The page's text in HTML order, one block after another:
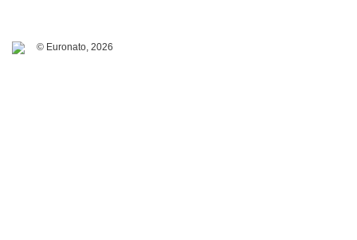
© Euronato, 2026